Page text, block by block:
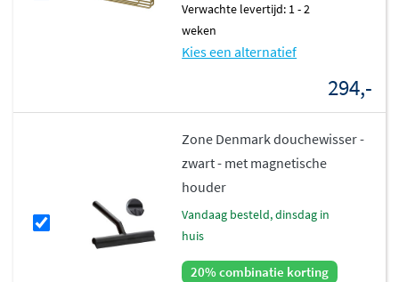
Verwachte levertijd: 1 - 2
weken
Kies een alternatief
294,-
Zone Denmark douchewisser -
zwart - met magnetische
houder
vandaag besteld, dinsdag in
huis
20% combinatie korting